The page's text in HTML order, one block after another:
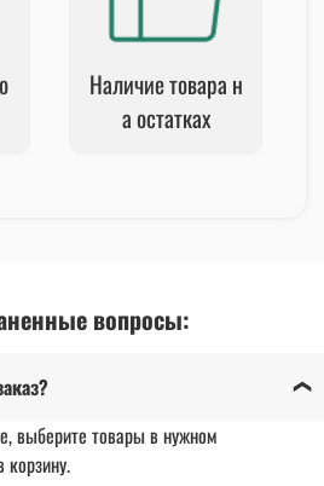
Наличие товара н
а остатках
вопросы:
выберите товары в нужном
корзину.